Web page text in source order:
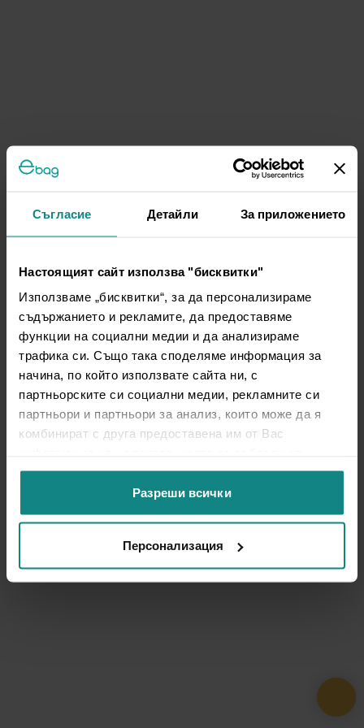
Съгласие Детайли За приложението
Настоящият сайт използва "бисквитки"
Използваме „бисквитки“, за да персонализираме
съдържанието и рекламите, да предоставяме
функции на социални медии и да анализираме
трафика си. Също така споделяме информация за
начина, по който използвате сайта ни, с
партньорските си социални медии, рекламните си
партньори и партньори за анализ, които може да я
комбинират с друга предоставена им от Вас
ползването от Ваша страна на услугите им.
Разреши всички
Персонализация